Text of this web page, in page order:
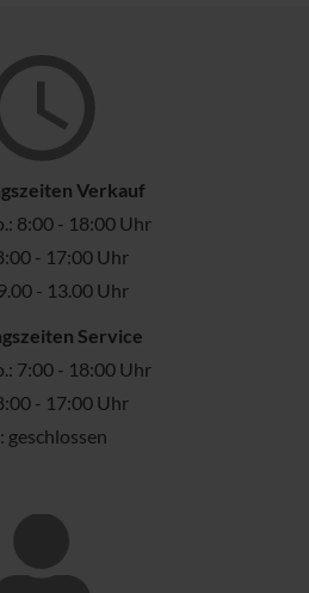
Verkauf
8:00 - 18:00 Uhr
- 17:00 Uhr
- 13.00 Uhr
Service
7:00 - 18:00 Uhr
- 17:00 Uhr
geschlossen